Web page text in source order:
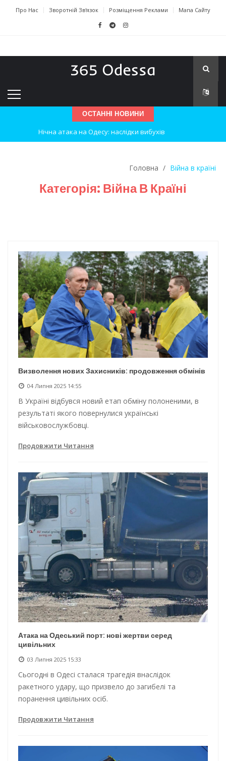
Про Нас Зворотній Зв'язок Розміщення Реклами Мапа Сайту
ОСТАННІ НОВИНИ
Нічна атака на Одесу: наслідки вибухів
Інновації в техніці: Воркшоп для юних винахідників
Успіхи одеситів на європейському чемпіонаті з карате
Нічна атака на Одесу: наслідки обстрілу
Енергетична підтримка для Одеси
Водопостачання в Одесі: нові локації для підвезення води
Головна / Війна в країні
Категорія: Війна В Країні
Визволення нових Захисників: продовження обмінів
04 Липня 2025 14:55
В Україні відбувся новий етап обміну полоненими, в
результаті якого повернулися українські
військовослужбовці.
Продовжити Читання
Атака на Одеський порт: нові жертви серед
цивільних
03 Липня 2025 15:33
Сьогодні в Одесі сталася трагедія внаслідок
ракетного удару, що призвело до загибелі та
поранення цивільних осіб.
Продовжити Читання